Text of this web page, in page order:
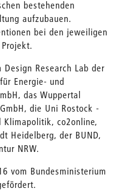
bestehenden
aufzubauen.
bei den jeweiligen
Research Lab der
Energie- und
das Wuppertal
die Uni Rostock -
Klimapolitik, co2online,
Heidelberg, der BUND,
NRW.
vom Bundesministerium